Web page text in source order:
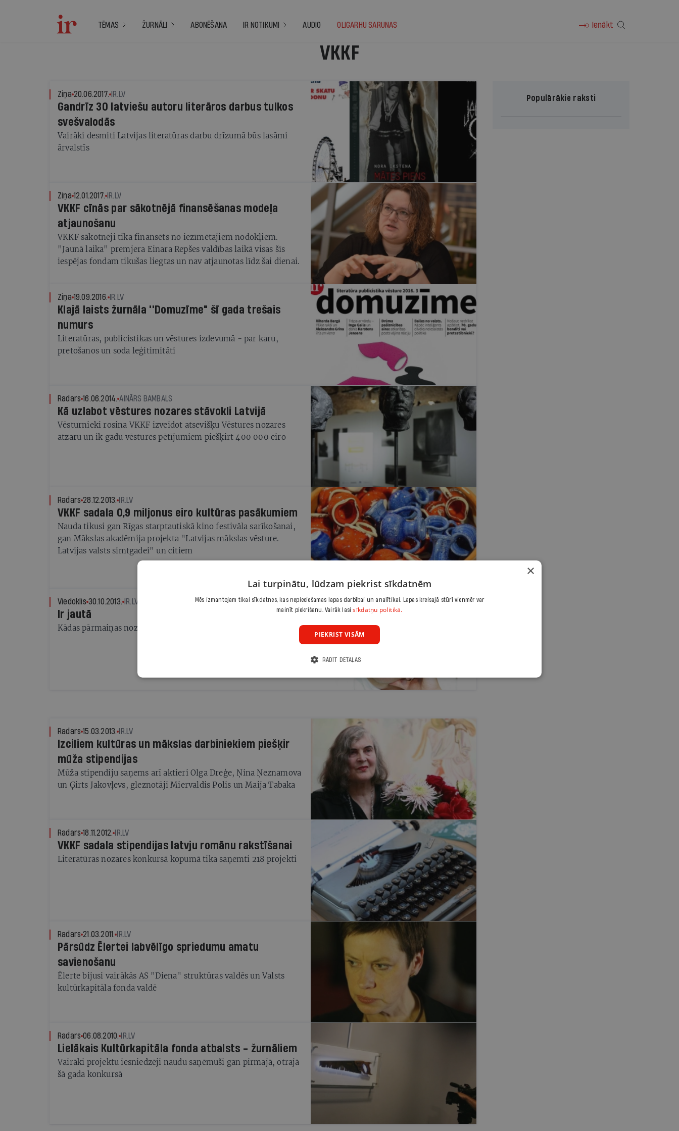
TĒMAS ŽURNĀLI ABONĒŠANA IR NOTIKUMI AUDIO OLIGARHU SARUNAS Ienākt
VKKF
Ziņa 20.06.2017. IR.LV
Gandrīz 30 latviešu autoru literāros darbus tulkos
svešvalodās
Vairāki desmiti Latvijas literatūras darbu drīzumā būs lasāmi
ārvalstīs
Ziņa 12.01.2017. IR.LV
VKKF cīnās par sākotnējā finansēšanas modeļa
atjaunošanu
VKKF sākotnēji tika finansēts no iezīmētajiem nodokļiem.
"Jaunā laika" premjera Einara Repšes valdības laikā visas šīs
iespējas fondam tikušas liegtas un nav atjaunotas līdz šai dienai.
Ziņa 19.09.2016. IR.LV
Klajā laists žurnāla ''Domuzīme" šī gada trešais
numurs
Literatūras, publicistikas un vēstures izdevumā - par karu,
pretošanos un soda leģitimitāti
Radars 16.06.2014. AINĀRS BAMBALS
Kā uzlabot vēstures nozares stāvokli Latvijā
Vēsturnieki rosina VKKF izveidot atsevišķu Vēstures nozares
atzaru un ik gadu vēstures pētījumiem piešķirt 400 000 eiro
Radars 28.12.2013. IR.LV
VKKF sadala 0,9 miljonus eiro kultūras pasākumiem
Nauda tikusi gan Rīgas starptautiskā kino festivāla sarīkošanai,
gan Mākslas akadēmija projekta "Latvijas mākslas vēsture.
Latvijas valsts simtgadei" un citiem
Viedoklis 30.10.2013. IR.LV
Ir jautā
Kādas pārmaiņas nozarē gaidāt no jaunās kultūras ministres?
Populārākie raksti
Radars 15.03.2013. IR.LV
Izciliem kultūras un mākslas darbiniekiem piešķir
mūža stipendijas
Mūža stipendiju saņems arī aktieri Olga Dreģe, Ņina Ņeznamova
un Ģirts Jakovļevs, gleznotāji Miervaldis Polis un Maija Tabaka
Radars 18.11.2012. IR.LV
VKKF sadala stipendijas latvju romānu rakstīšanai
Literatūras nozares konkursā kopumā tika saņemti 218 projekti
Radars 21.03.2011. IR.LV
Pārsūdz Ēlertei labvēlīgo spriedumu amatu
savienošanu
Ēlerte bijusi vairākās AS "Diena" struktūras valdēs un Valsts
kultūrkapitāla fonda valdē
Radars 06.08.2010. IR.LV
Lielākais Kultūrkapitāla fonda atbalsts - žurnāliem
Vairāki projektu iesniedzēji naudu saņēmuši gan pirmajā, otrajā
šā gada konkursā
×
Lai turpinātu, lūdzam piekrist sīkdatnēm
Mēs izmantojam tikai sīkdatnes, kas nepieciešamas lapas darbībai un analītikai. Lapas kreisajā stūrī vienmēr var
mainīt piekrišanu. Vairāk lasisīkdatņu politikā.
PIEKRIST VISĀM
RĀDĪT DETAĻAS